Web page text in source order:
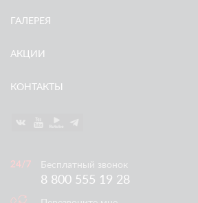
ГАЛЕРЕЯ
АКЦИИ
КОНТАКТЫ
Бесплатный звонок
8 800 555 19 28